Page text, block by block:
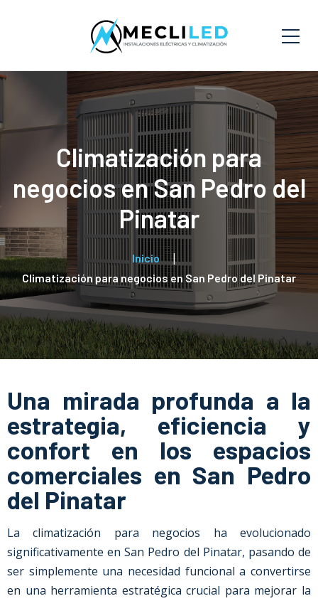
Climatización para
negocios en San Pedro del
Pinatar
Inicio
Climatización para negocios en San Pedro del Pinatar
Una mirada profunda a la
estrategia, eficiencia y
confort en los espacios
comerciales en San Pedro
del Pinatar
La climatización para negocios ha evolucionado
significativamente en San Pedro del Pinatar, pasando de
ser simplemente una necesidad funcional a convertirse
en una herramienta estratégica crucial para mejorar la